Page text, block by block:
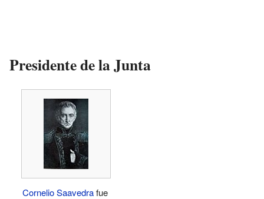
Presidente de la Junta
Cornelio Saavedrafue